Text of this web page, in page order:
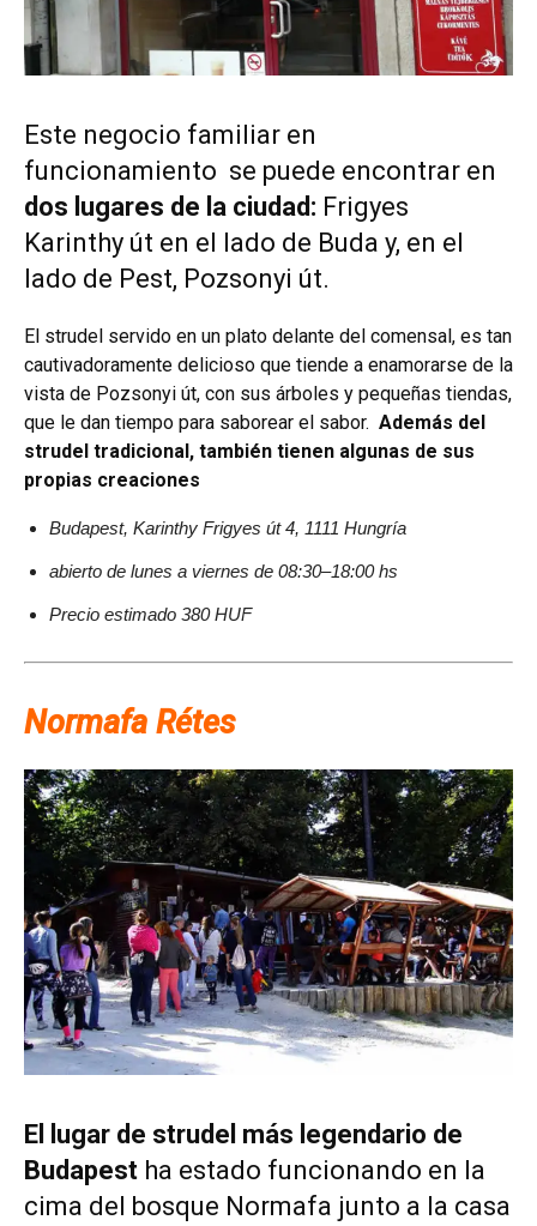
Este negocio familiar en
funcionamiento se puede encontrar en
dos lugares de la ciudad: Frigyes
Karinthy út en el lado de Buda y, en el
lado de Pest, Pozsonyi út.
El strudel servido en un plato delante del comensal, es tan
cautivadoramente delicioso que tiende a enamorarse de la
vista de Pozsonyi út, con sus árboles y pequeñas tiendas,
que le dan tiempo para saborear el sabor. Además del
strudel tradicional, también tienen algunas de sus
propias creaciones
Budapest, Karinthy Frigyes út 4, 1111 Hungría
abierto de lunes a viernes de 08:30–18:00 hs
Precio estimado 380 HUF
Normafa Rétes
El lugar de strudel más legendario de
Budapest ha estado funcionando en la
cima del bosque Normafa junto a la casa